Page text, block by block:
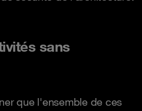
sans
que l'ensemble de ces